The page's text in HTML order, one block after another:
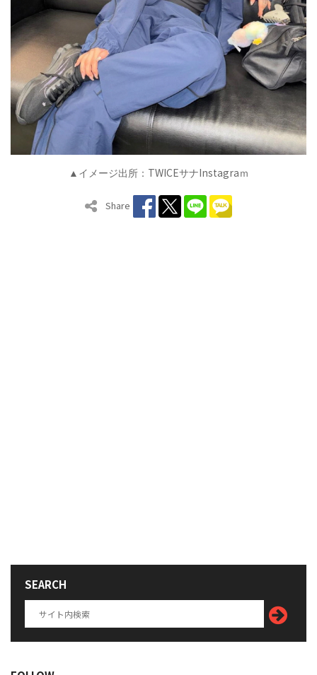
▲イメージ出所： TWICEサナInstagra ｍ
Share
SEARCH